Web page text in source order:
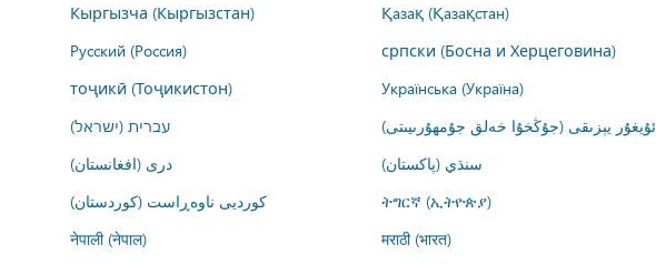
Кыргызча (Кыргызстан) Қазақ (Қазақстан)
Русский (Россия) српски (Босна и Херцеговина)
тоҷикӣ (Тоҷикистон) Українська (Україна)
עברית (ישראל) ئۇيغۇر يېزىقى (جۇڭخۇا خەلق جۇمھۇرىيىتى)
درى (افغانستان) سنڌي (پاکستان)
کوردیی ناوەڕاست (کوردستان) ትግርኛ (ኢትዮጵያ)
नेपाली (नेपाल) मराठी (भारत)